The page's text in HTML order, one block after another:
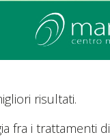
risultati.
fra i trattamenti di